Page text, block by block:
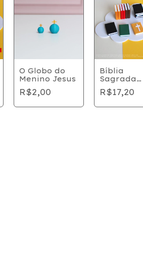
O Globo do
Menino Jesus
R$2,00
Bíblia
Sagrada
Grande (3
unidades)
R$17,20